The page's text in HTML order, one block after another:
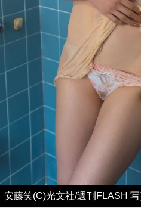
安藤笑(C)光文社/週刊FLASH